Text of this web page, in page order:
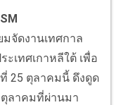
SM
มจัดงานเทศกาล
ะเทศเกาหลีใต้ เพื่อ
25 ตุลาคมนี้ ดึงดูด
ตุลาคมที่ผ่านมา